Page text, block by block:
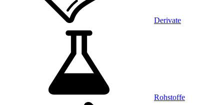
Derivate
Rohstoffe